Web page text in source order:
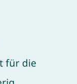
für die